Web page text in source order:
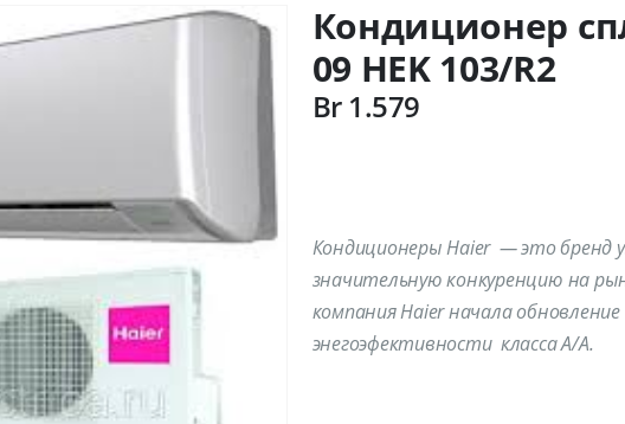
Кондиционер
09 HEK 103/R2
Br1.579
КондиционерыHaier— это бренд
значительную конкуренцию на
компанияHaierначала обновление
энегоэфективности класса А/А.